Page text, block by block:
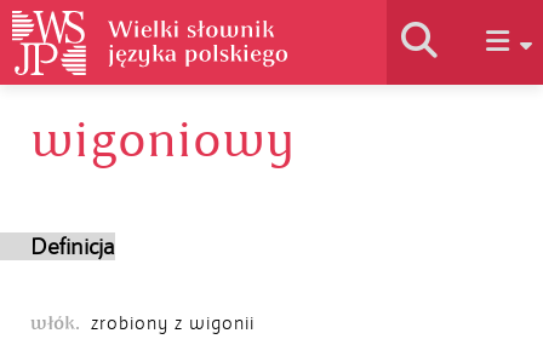
Historia słownika
wigoniowy
Definicja
włók. zrobiony z wigonii